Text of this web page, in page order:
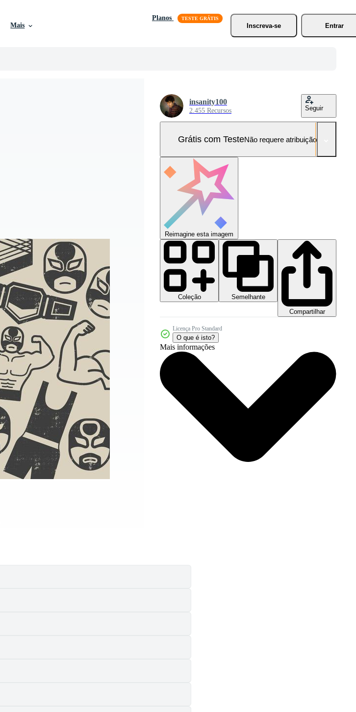
Mais
Planos
Inscreva-se
Entrar
insanity100
2.455 Recursos Seguir
Grátis com TesteNão requere atribuição!
Reimagine esta imagem
Coleção
Semelhante
Compartilhar
Licença Pro Standard
O que é isto?
Mais informações